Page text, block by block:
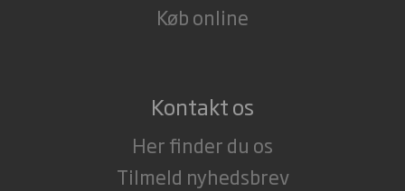
Køb online
Kontakt os
Her finder du os
Tilmeld nyhedsbrev